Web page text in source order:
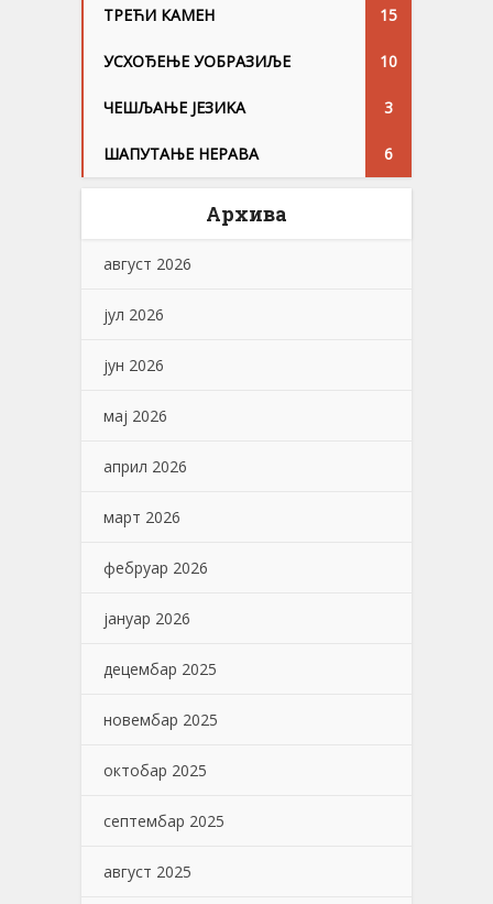
ТРЕЋИ КАМЕН 15
УСХОЂЕЊЕ УОБРАЗИЉЕ 10
ЧЕШЉАЊЕ ЈЕЗИKА 3
ШАПУТАЊЕ НЕРАВА 6
Архива
август 2026
јул 2026
јун 2026
мај 2026
април 2026
март 2026
фебруар 2026
јануар 2026
децембар 2025
новембар 2025
октобар 2025
септембар 2025
август 2025